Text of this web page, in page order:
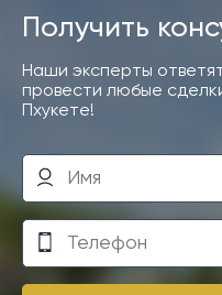
Получить
Наши эксперты
провести любые
Пхукете!